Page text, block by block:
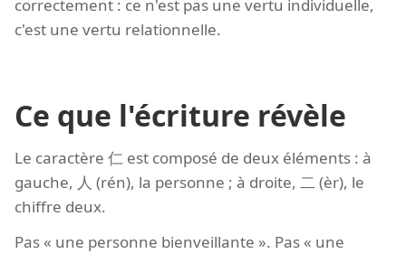
correctement : ce n'est pas une vertu individuelle,
c'est une vertu relationnelle.
Ce que l'écriture révèle
Le caractère 仁 est composé de deux éléments : à
gauche, 人 (rén), la personne ; à droite, 二 (èr), le
chiffre deux.
Pas « une personne bienveillante ». Pas « une